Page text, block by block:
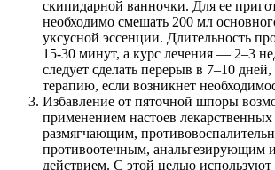
скипидарной ванночки. Для ее
необходимо смешать 200 мл
уксусной эссенции. Длительность
15-30 минут, а курс лечения — 2–3
следует сделать перерыв в 7–10
терапию, если возникнет
Избавление от пяточной шпоры
применением настоев
размягчающим,
противоотечным, анальгезирующим
действием. С этой целью